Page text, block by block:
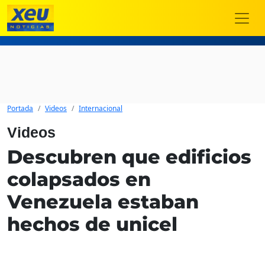
Portada Videos Internacional
Videos
Descubren que edificios
colapsados en
Venezuela estaban
hechos de unicel